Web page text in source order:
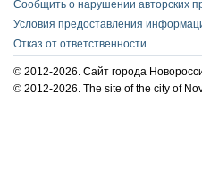
Сообщить о нарушении авторских
Условия предоставления
Отказ от ответственности
© 2012-2026. Сайт города
© 2012-2026. The site of the city of